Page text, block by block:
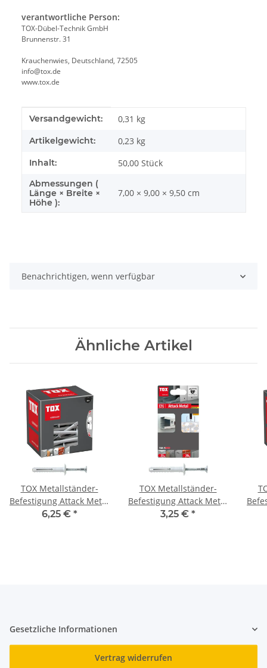
verantwortliche Person:
TOX-Dübel-Technik GmbH
Brunnenstr. 31
Krauchenwies, Deutschland, 72505
info@tox.de
www.tox.de
Produkteigenschaft
Wert
Versandgewicht: 0,31 kg
Artikelgewicht: 0,23 kg
Inhalt: 50,00 Stück
Abmessungen (
Länge × Breite ×
Höhe ):
7,00 × 9,00 × 9,50 cm
Benachrichtigen, wenn verfügbar
Ähnliche Artikel
TOX Metallständer-
Befestigung Attack Metal
6x35 mm
6,25 € *
TOX Metallständer-
Befestigung Attack Metal
6x35 mm
3,25 € *
Gesetzliche Informationen
Vertrag widerrufen